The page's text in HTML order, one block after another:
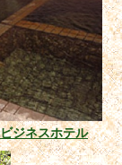
ジネスホテル